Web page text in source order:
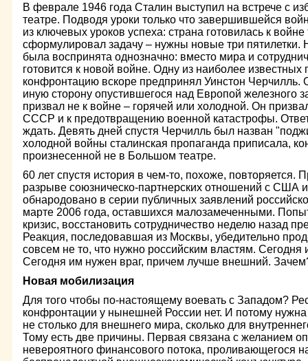
В феврале 1946 года Сталин выступил на встрече с
театре. Подводя уроки только что завершившейся
из ключевых уроков успеха: страна готовилась к
сформулировал задачу – нужны новые три пятилетки.
была воспринята однозначно: вместо мира и
готовится к новой войне. Одну из наиболее известных
конфронтацию вскоре предпринял Уинстон Черчилль.
иную сторону опустившегося над Европой железного
призвал не к войне – горячей или холодной. Он
СССР и к предотвращению военной катастрофы.
ждать. Девять дней спустя Черчилль был назван
холодной войны сталинская пропаганда приписала,
произнесенной не в Большом театре.
60 лет спустя история в чем-то, похоже,
разрыве союзническо-партнерских отношений с США
обнародовано в серии публичных заявлений
марте 2006 года, оставшихся малозамеченными.
кризис, восстановить сотрудничество неделю назад
Реакция, последовавшая из Москвы, убедительно
совсем не то, что нужно российским властям.
Сегодня им нужен враг, причем лучше внешний.
Новая мобилизация
Для того чтобы по-настоящему воевать с Западом?
конфронтации у нынешней России нет. И потому
не столько для внешнего мира, сколько для
Тому есть две причины. Первая связана с желанием
невероятного финансового потока, проливающегося